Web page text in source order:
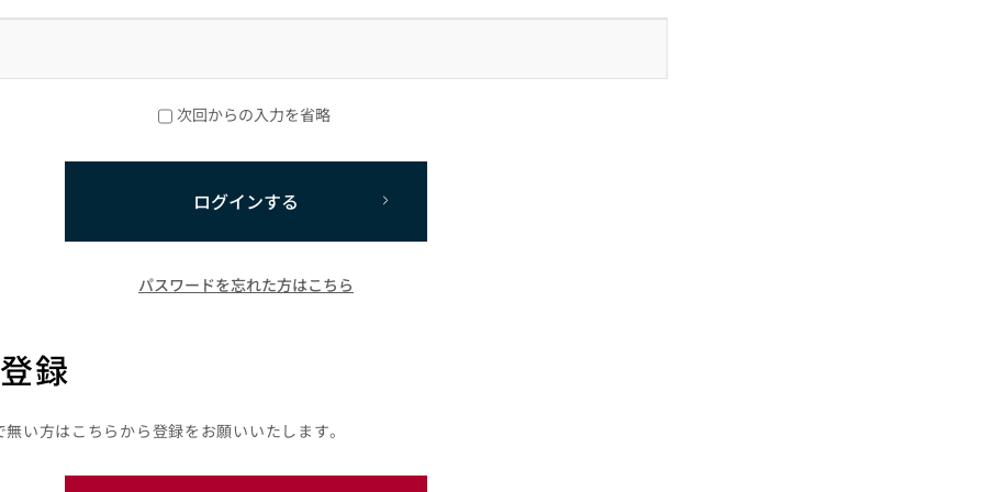
次回からの入力を省略
ログインする
パスワードを忘れた方はこちら
録
い方はこちらから登録をお願いいたします。